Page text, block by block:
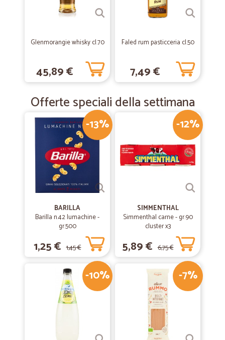
Glenmorangie whisky cl.70
45,89 €
Faled rum pasticceria cl.50
7,49 €
Offerte speciali della settimana
-13%
BARILLA
Barilla n.42 lumachine -
gr.500
1,25 € 1,45 €
-12%
SIMMENTHAL
Simmenthal carne - gr.90
cluster x3
5,89 € 6,75 €
-10% -7%